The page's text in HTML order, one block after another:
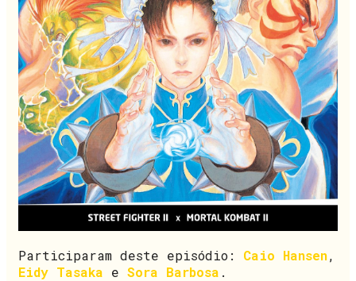
Participaram deste episódio: Caio Hansen,
Eidy Tasaka e Sora Barbosa .